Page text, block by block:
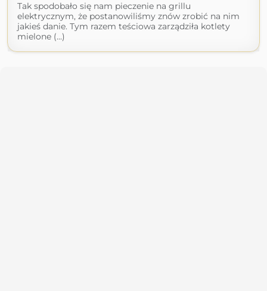
Tak spodobało się nam pieczenie na grillu
elektrycznym, że postanowiliśmy znów zrobić na nim
jakieś danie. Tym razem teściowa zarządziła kotlety
mielone (...)